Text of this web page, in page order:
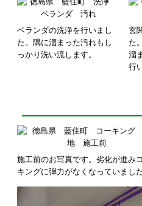
ベランダの洗浄を行いまし
た。隅に溜まった汚れもし
っかり洗い流します。
玄
た
溜
行
施工前のお写真です。劣化が進み
キングに弾力がなくなっていました